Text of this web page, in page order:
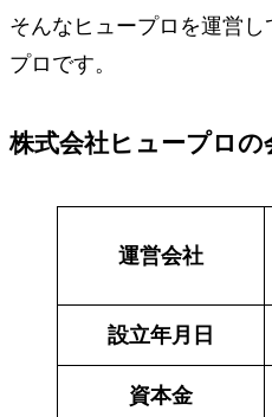
そんなヒュープロを運営し
プロ です。
株式会社ヒュープロの
運営会社
設立年月日
資本金